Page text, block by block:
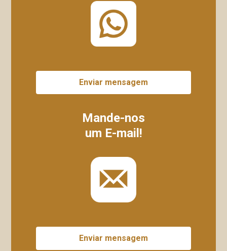
Enviar mensagem
Mande-nos
um E-mail!
Enviar mensagem